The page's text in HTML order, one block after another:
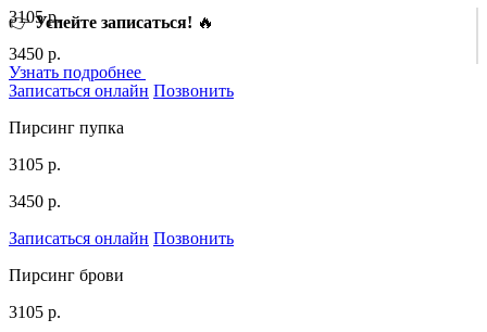
👉Успейте записаться! 🔥
Узнать подробнее
3105 р.
3450 р.
Записаться онлайн Позвонить
Пирсинг пупка
3105 р.
3450 р.
Записаться онлайн Позвонить
Пирсинг брови
3105 р.